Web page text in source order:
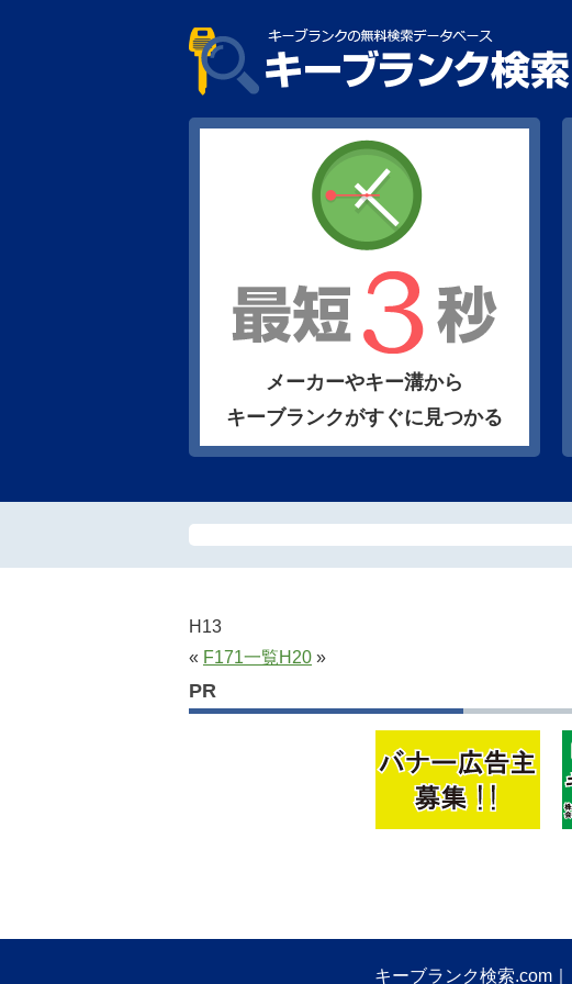
メーカーやキー溝から
キーブランクがすぐに見つかる
H13
« F171一覧H20 »
PR
キーブランク検索.com